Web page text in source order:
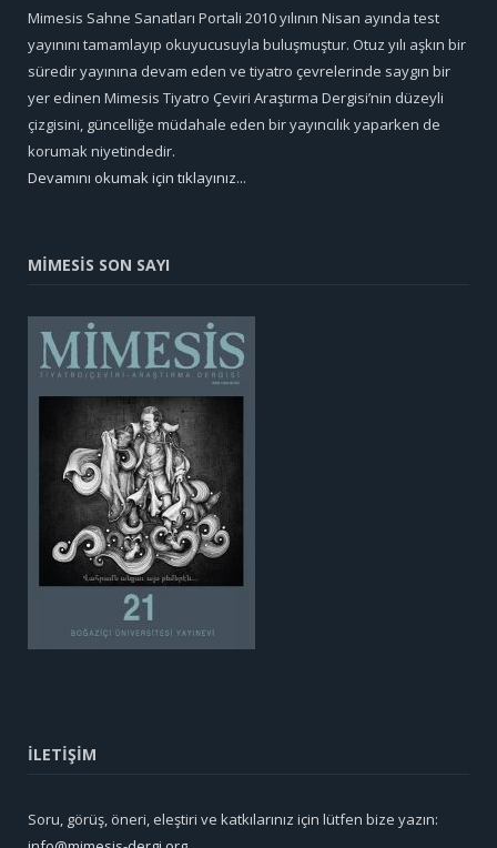
Mimesis Sahne Sanatları Portali 2010 yılının Nisan ayında test
yayınını tamamlayıp okuyucusuyla buluşmuştur. Otuz yılı aşkın bir
süredir yayınına devam eden ve tiyatro çevrelerinde saygın bir
yer edinen Mimesis Tiyatro Çeviri Araştırma Dergisi’nin düzeyli
çizgisini, güncelliğe müdahale eden bir yayıncılık yaparken de
korumak niyetindedir.
Devamını okumak için tıklayınız...
MİMESİS SON SAYI
İLETİŞİM
Soru, görüş, öneri, eleştiri ve katkılarınız için lütfen bize yazın: